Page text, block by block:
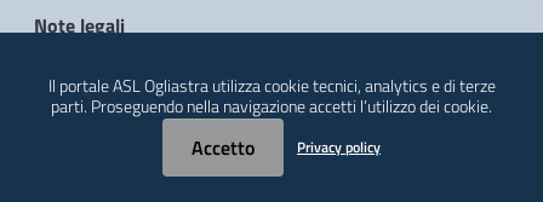
Note legali
Contatti
© 2026 Regione Autonoma della Sardegna
Il portale ASL Ogliastra utilizza cookie tecnici, analytics e di terze
parti. Proseguendo nella navigazione accetti l’utilizzo dei cookie.
Accetto Privacy policy